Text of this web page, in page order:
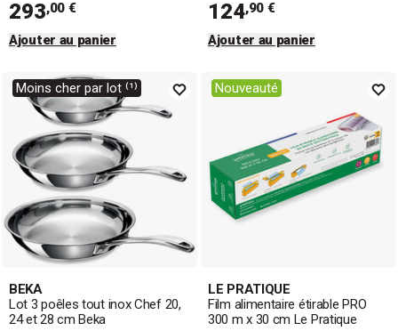
293,00 €
Ajouter au panier
124,90 €
Ajouter au panier
Moins cher par lot ⁽¹⁾
BEKA
Lot 3 poêles tout inox Chef 20,
24 et 28 cm Beka
Nouveauté
LE PRATIQUE
Film alimentaire étirable PRO
300 m x 30 cm Le Pratique